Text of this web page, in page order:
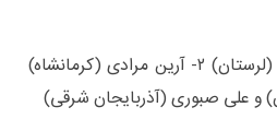
۷۴ کیلوگرم: ۱- آریا مقدسی (لرستان) ۲- آرین مرادی (کرمانشاه)